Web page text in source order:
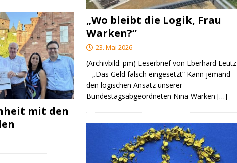
mit den
„Wo bleibt die Logik, Frau
Warken?“
23. Mai 2026
(Archivbild: pm) Leserbrief von Eberhard Leutz
– „Das Geld falsch eingesetzt“ Kann jemand
den logischen Ansatz unserer
Bundestagsabgeordneten Nina Warken[…]